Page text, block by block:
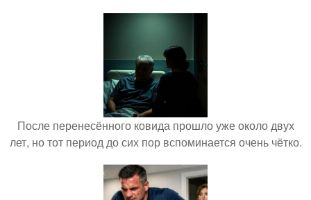
После перенесённого ковида прошло уже около двух
лет, но тот период до сих пор вспоминается очень чётко.